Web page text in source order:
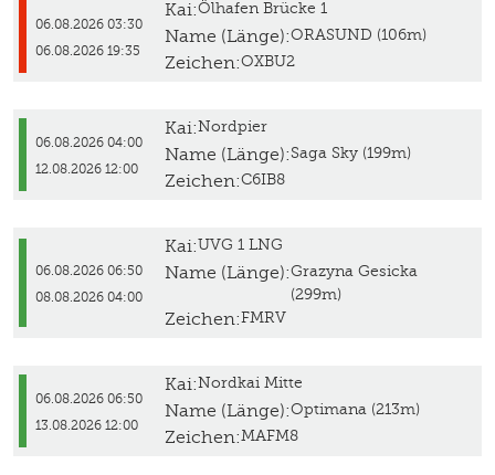
06.08.2026 03:30
06.08.2026 19:35
Kai:Ölhafen Brücke 1
Name (Länge):ORASUND (106m)
Zeichen:OXBU2
06.08.2026 04:00
12.08.2026 12:00
Kai:Nordpier
Name (Länge):Saga Sky (199m)
Zeichen:C6IB8
06.08.2026 06:50
08.08.2026 04:00
Kai:UVG 1 LNG
Name (Länge):Grazyna Gesicka
(299m)
Zeichen:FMRV
06.08.2026 06:50
13.08.2026 12:00
Kai:Nordkai Mitte
Name (Länge):Optimana (213m)
Zeichen:MAFM8